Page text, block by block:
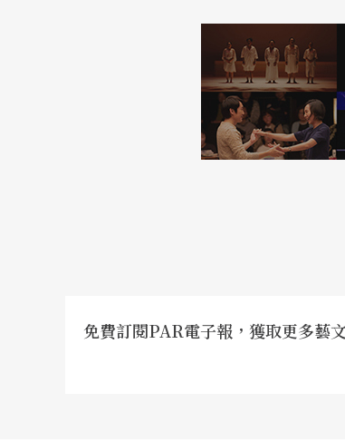
免費訂閱PAR電子報，獲取更多藝